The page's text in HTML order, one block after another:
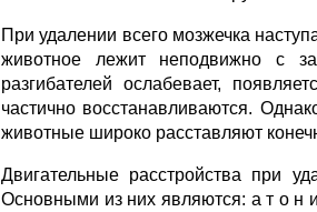
При удалении всего мозжечка
животное лежит неподвижно с
разгибателей ослабевает,
частично восстанавливаются.
животные широко расставляют
Двигательные расстройства при
Основными из них являются: а т о н